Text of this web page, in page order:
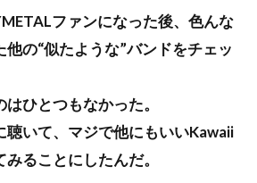
ファンになった後、色んな
他の“似たような”バンドをチェッ
ひとつもなかった。
聴いて、マジで他にもいいKawaii
ることにしたんだ。